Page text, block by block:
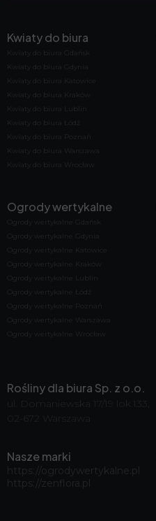
Kwiaty do biura
Kwiaty do biura Gdańsk
Kwiaty do biura Gdynia
Kwiaty do biura Katowice
Kwiaty do biura Kraków
Kwiaty do biura Lublin
Kwiaty do biura Łódź
Kwiaty do biura Poznań
Kwiaty do biura Warszawa
Kwiaty do biura Wrocław
Ogrody wertykalne
Ogrody wertykalne Gdańsk
Ogrody wertykalne Gdynia
Ogrody wertykalne Katowice
Ogrody wertykalne Kraków
Ogrody wertykalne Lublin
Ogrody wertykalne Łódź
Ogrody wertykalne Poznań
Ogrody wertykalne Warszawa
Ogrody wertykalne Wrocław
Rośliny dla biura Sp. z o.o.
ul. Domaniewska 17/19 lok.133,
02-672 Warszawa
Nasze marki
https://ogrodywertykalne.pl
https://zenflora.pl